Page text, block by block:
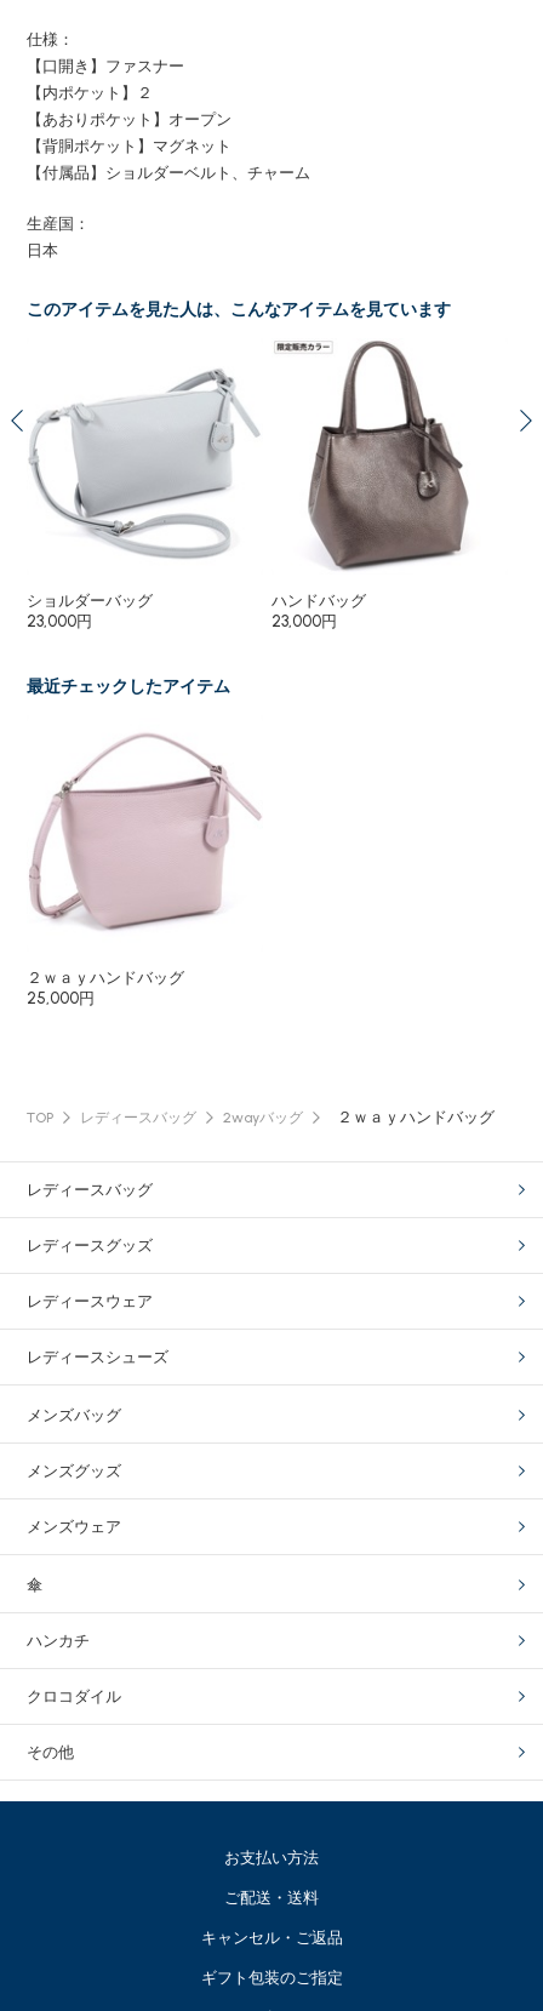
仕様：
【口開き】ファスナー
【内ポケット】２
【あおりポケット】オープン
【背胴ポケット】マグネット
【付属品】ショルダーベルト、チャーム
生産国：
日本
このアイテムを見た人は、こんなアイテムを見ています
ショルダーバッグ
23,000円
ハンドバッグ
23,000円
最近チェックしたアイテム
２ｗａｙハンドバッグ
25,000円
TOP レディースバッグ 2wayバッグ ２ｗａｙハンドバッグ
レディースバッグ
レディースグッズ
レディースウェア
レディースシューズ
メンズバッグ
メンズグッズ
メンズウェア
傘
ハンカチ
クロコダイル
その他
お支払い方法
ご配送・送料
キャンセル・ご返品
ギフト包装のご指定